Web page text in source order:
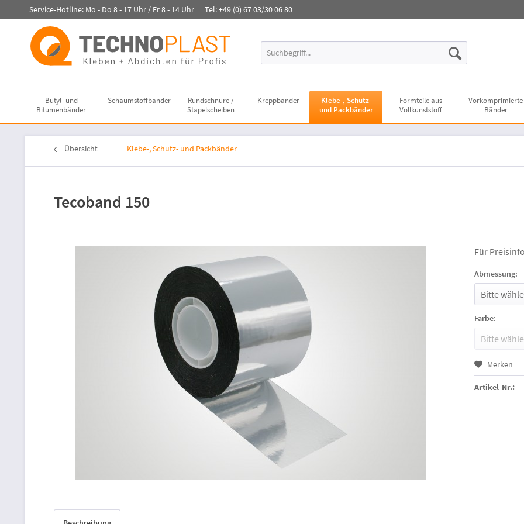
Service-Hotline: Mo - Do 8 - 17 Uhr / Fr 8 - 14 Uhr Tel: +49 (0) 67 03/30 06 80
Butyl- und
Bitumenbänder
Schaumstoffbänder
Rundschnüre /
Stapelscheiben
Kreppbänder
Klebe-, Schutz-
und Packbänder
Formteile aus
Vollkunststoff
Vorkomprimierte
Bänder
Übersicht Klebe-, Schutz- und Packbänder
Tecoband 150
Für
Abmessung:
Farbe:
Merken
Artikel-Nr.: